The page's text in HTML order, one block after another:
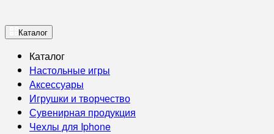
Каталог
Каталог
Настольные игры
Аксессуары
Игрушки и творчество
Сувенирная продукция
Чехлы для Iphone